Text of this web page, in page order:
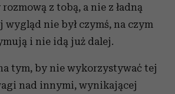
z tobą, a nie z ładną
wygląd nie był czymś, na czym
i nie idą już dalej.
tym, by nie wykorzystywać tej
nad innymi, wynikającej